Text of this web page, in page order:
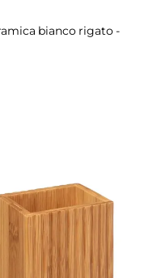
bianco rigato -